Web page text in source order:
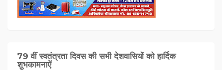
79 वीं स्वतंत्रता दिवस की सभी देशवासियों को हार्दिक
शुभकामनाऐं